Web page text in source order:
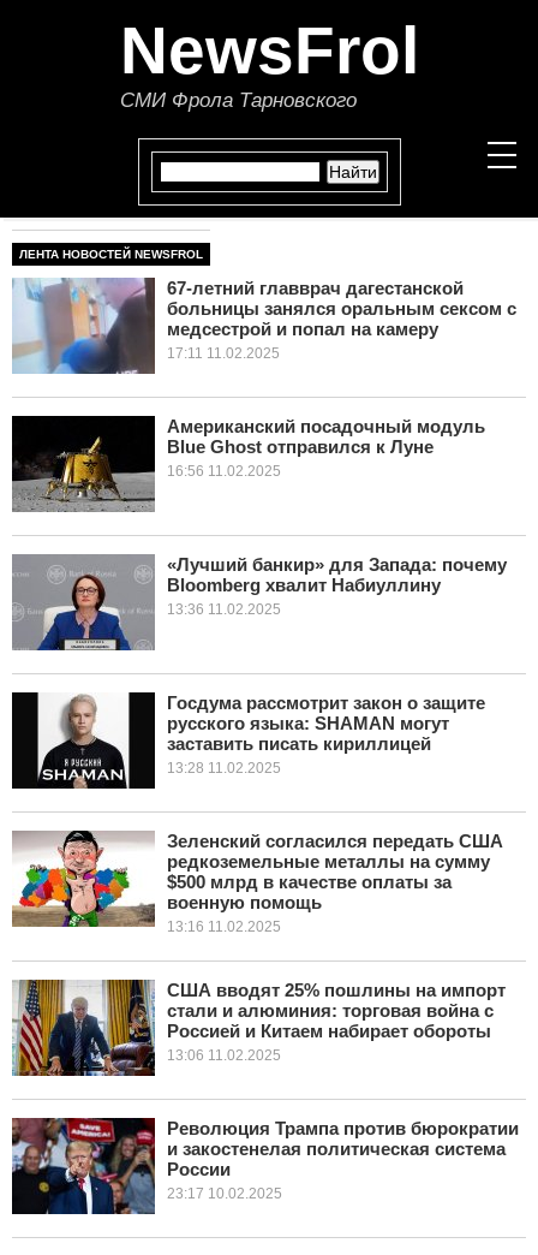
NewsFrol
СМИ Фрола Тарновского
СТАТЬИ
ЭКОНОМИКА
В МИРЕ
ОБЩЕСТВО
КУЛЬТУРА
ШОУ-БИЗНЕС
ЭГОИЗМ
БЛОГ
ЛЕНТА НОВОСТЕЙ NEWSFROL
67-летний главврач дагестанской
больницы занялся оральным сексом с
медсестрой и попал на камеру
17:11 11.02.2025
Американский посадочный модуль
Blue Ghost отправился к Луне
16:56 11.02.2025
«Лучший банкир» для Запада: почему
Bloomberg хвалит Набиуллину
13:36 11.02.2025
Госдума рассмотрит закон о защите
русского языка: SHAMAN могут
заставить писать кириллицей
13:28 11.02.2025
Зеленский согласился передать США
редкоземельные металлы на сумму
$500 млрд в качестве оплаты за
военную помощь
13:16 11.02.2025
США вводят 25% пошлины на импорт
стали и алюминия: торговая война с
Россией и Китаем набирает обороты
13:06 11.02.2025
Революция Трампа против бюрократии
и закостенелая политическая система
России
23:17 10.02.2025